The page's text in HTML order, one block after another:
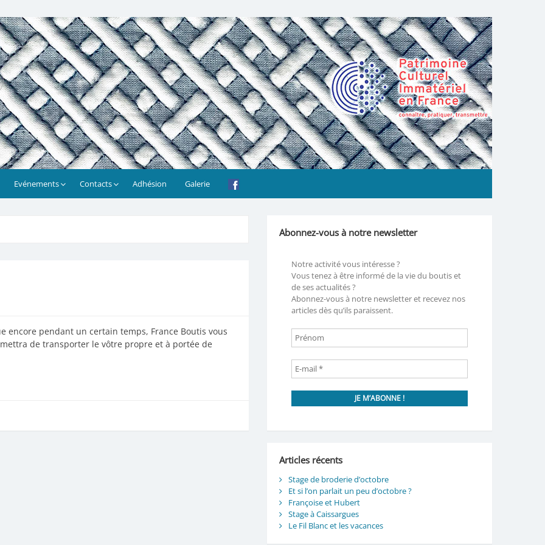
Evénements Contacts Adhésion Galerie
encore pendant un certain temps, France Boutis vous
de transporter le vôtre propre et à portée de
Abonnez-vous à notre newsletter
Notre activité vous intéresse ?
Vous tenez à être informé de la vie du boutis et
de ses actualités ?
Abonnez-vous à notre newsletter et recevez nos
articles dès qu’ils paraissent.
Articles récents
Stage de broderie d’octobre
Et si l’on parlait un peu d’octobre ?
Françoise et Hubert
Stage à Caissargues
Le Fil Blanc et les vacances